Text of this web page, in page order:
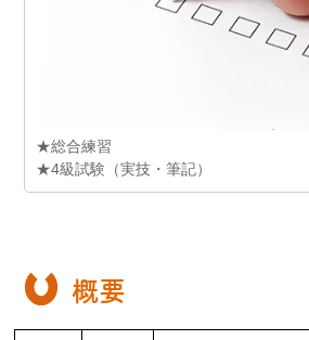
★総合練習
★4級試験（実技・筆記）
概要